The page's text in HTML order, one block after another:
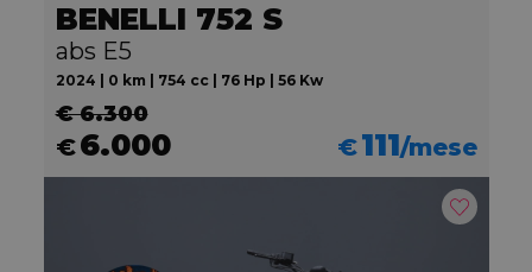
BENELLI 752 S
abs E5
2024 | 0 km | 754 cc | 76 Hp | 56 Kw
€ 6.300
€6.000 €111/mese